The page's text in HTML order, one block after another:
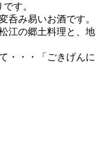
す。
呑み易いお酒です。
江の郷土料理と、地
・・・「ごきげんに